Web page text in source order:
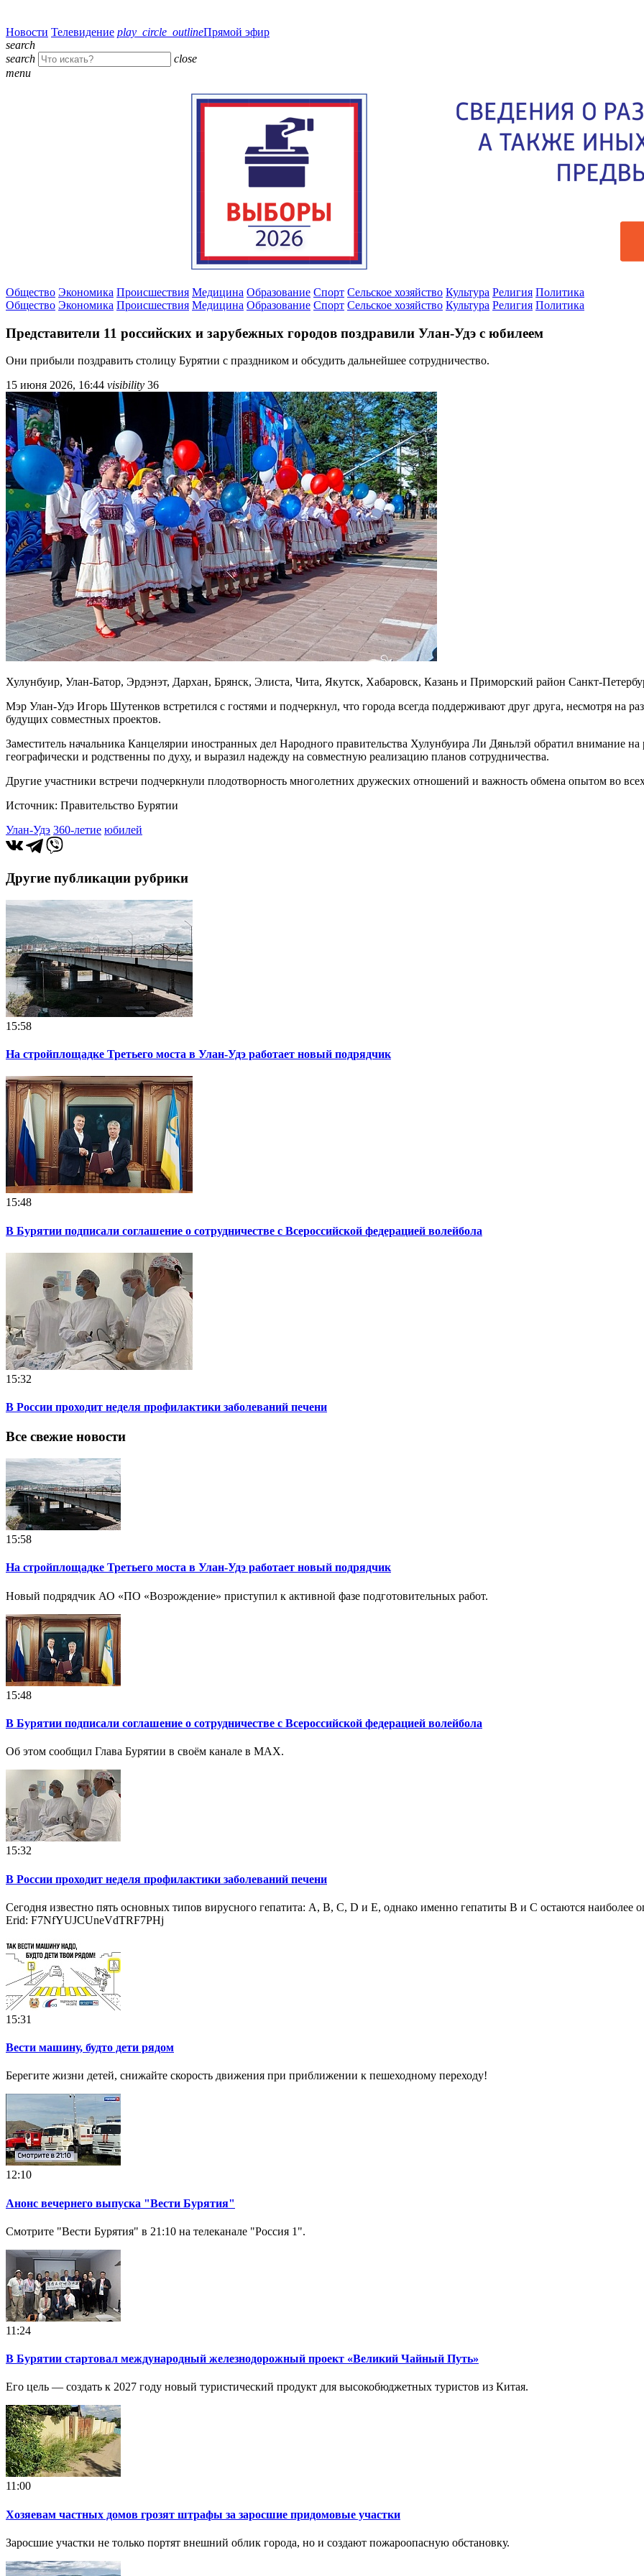
Новости Телевидение play_circle_outlineПрямой эфир
search
search
close
menu
Общество Экономика Происшествия Медицина Образование Спорт Сельское хозяйство Культура Религия Политика
Общество Экономика Происшествия Медицина Образование Спорт Сельское хозяйство Культура Религия Политика
Представители 11 российских и зарубежных городов поздравили Улан-Удэ с юбилеем
Они прибыли поздравить столицу Бурятии с праздником и обсудить дальнейшее сотрудничество.
15 июня 2026, 16:44 visibility 36
Хулунбуир, Улан-Батор, Эрдэнэт, Дархан, Брянск, Элиста, Чита, Якутск, Хабаровск, Казань и Приморский район Санкт-
Мэр Улан-Удэ Игорь Шутенков встретился с гостями и подчеркнул, что города всегда поддерживают друг друга, несмотря на
будущих совместных проектов.
Заместитель начальника Канцелярии иностранных дел Народного правительства Хулунбуира Ли Дяньлэй обратил внимание
географически и родственны по духу, и выразил надежду на совместную реализацию планов сотрудничества.
Другие участники встречи подчеркнули плодотворность многолетних дружеских отношений и важность обмена опытом во
Источник: Правительство Бурятии
Улан-Удэ 360-летие юбилей
Другие публикации рубрики
15:58
На стройплощадке Третьего моста в Улан-Удэ работает новый подрядчик
15:48
В Бурятии подписали соглашение о сотрудничестве с Всероссийской федерацией волейбола
15:32
В России проходит неделя профилактики заболеваний печени
Все свежие новости
15:58
На стройплощадке Третьего моста в Улан-Удэ работает новый подрядчик
Новый подрядчик АО «ПО «Возрождение» приступил к активной фазе подготовительных работ.
15:48
В Бурятии подписали соглашение о сотрудничестве с Всероссийской федерацией волейбола
Об этом сообщил Глава Бурятии в своём канале в MAX.
15:32
В России проходит неделя профилактики заболеваний печени
Сегодня известно пять основных типов вирусного гепатита: A, B, C, D и E, однако именно гепатиты B и C остаются наиболее
Erid: F7NfYUJCUneVdTRF7PHj
15:31
Вести машину, будто дети рядом
Берегите жизни детей, снижайте скорость движения при приближении к пешеходному переходу!
12:10
Анонс вечернего выпуска "Вести Бурятия"
Смотрите "Вести Бурятия" в 21:10 на телеканале "Россия 1".
11:24
В Бурятии стартовал международный железнодорожный проект «Великий Чайный Путь»
Его цель — создать к 2027 году новый туристический продукт для высокобюджетных туристов из Китая.
11:00
Хозяевам частных домов грозят штрафы за заросшие придомовые участки
Заросшие участки не только портят внешний облик города, но и создают пожароопасную обстановку.